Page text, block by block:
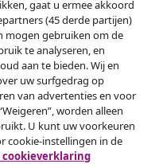
indienen
gaat u ermee akkoord
(45 derde partijen)
mogen gebruiken om de
te analyseren, en
aan te bieden. Wij en
uw surfgedrag op
van advertenties en voor
worden alleen
U kunt uw voorkeuren
cookie-instellingen in de
cookieverklaring